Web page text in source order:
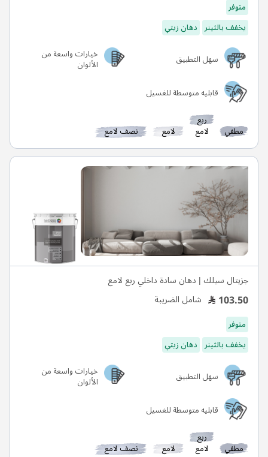
متوفر
يخفف بالثينر دهان زيتي
سهل التطبيق
خيارات واسعة من
الألوان
قابليه متوسطة للغسيل
مطفي
ربع
لامع لامع نصف لامع
جزيتال سيلك | دهان سادة داخلي ربع لامع
103.50 شامل الضريبة
متوفر
يخفف بالثينر دهان زيتي
سهل التطبيق
خيارات واسعة من
الألوان
قابليه متوسطة للغسيل
مطفي
ربع
لامع لامع نصف لامع